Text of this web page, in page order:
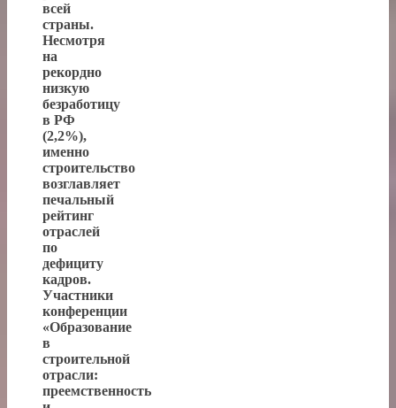
всей
страны.
Несмотря
на
рекордно
низкую
безработицу
в РФ
(2,2%),
именно
строительство
возглавляет
печальный
рейтинг
отраслей
по
дефициту
кадров.
Участники
конференции
«Образование
в
строительной
отрасли:
преемственность